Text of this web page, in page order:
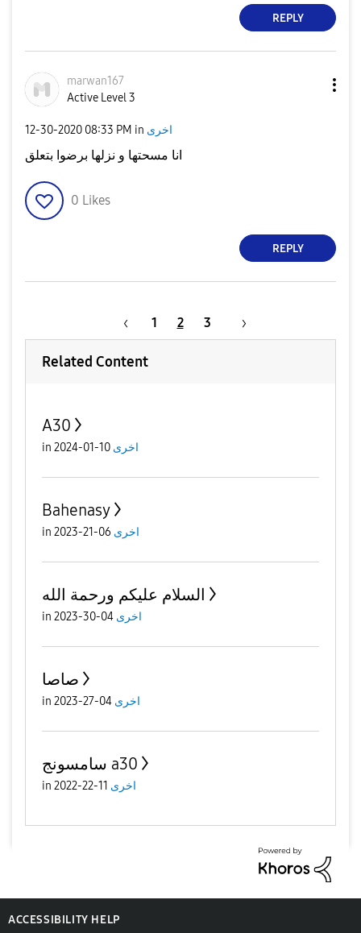
REPLY
marwan167
Active Level 3
‎12-30-2020 08:33 PM in اخرى
انا مسحتها و نزلها برضوا بتعلق
0 Likes
REPLY
1 2 3
Related Content
A30
in اخرى 10-01-2024
Bahenasy
in اخرى 06-21-2023
السلام عليكم ورحمة الله
in اخرى 04-30-2023
صاصا
in اخرى 04-27-2023
سامسونج a30
in اخرى 11-22-2022
ACCESSIBILITY HELP